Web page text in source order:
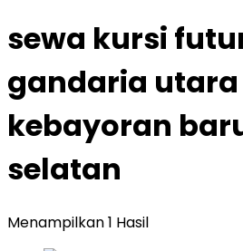
sewa kursi
gandaria utara
kebayoran
selatan
Menampilkan 1 Hasil